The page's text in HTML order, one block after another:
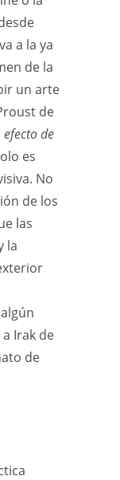
a la ya
de la
un arte
de
efecto de
es
No
de los
las
la
Irak de
de